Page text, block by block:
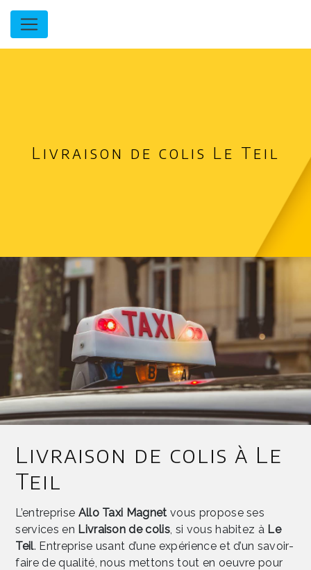
Panneau de gestion des cookies
Livraison de colis Le Teil
Livraison de colis à Le
Teil
L’entreprise Allo Taxi Magnet vous propose ses
services en Livraison de colis , si vous habitez à Le
Teil. Entreprise usant d’une expérience et d’un savoir-
faire de qualité, nous mettons tout en oeuvre pour